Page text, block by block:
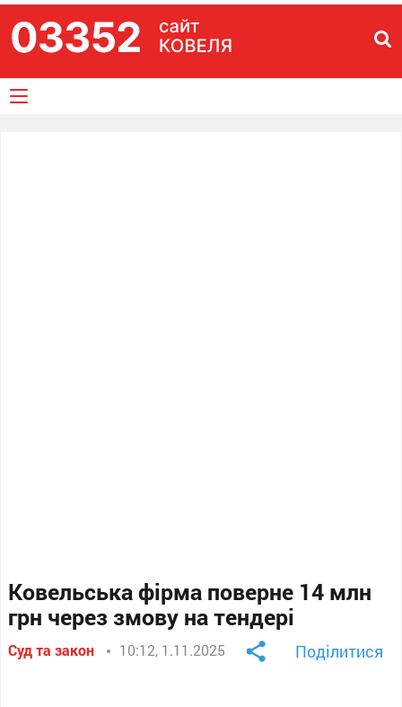
Ковельська фірма поверне 14 млн
грн через змову на тендері
Суд та закон 10:12, 1.11.2025 Поділитися